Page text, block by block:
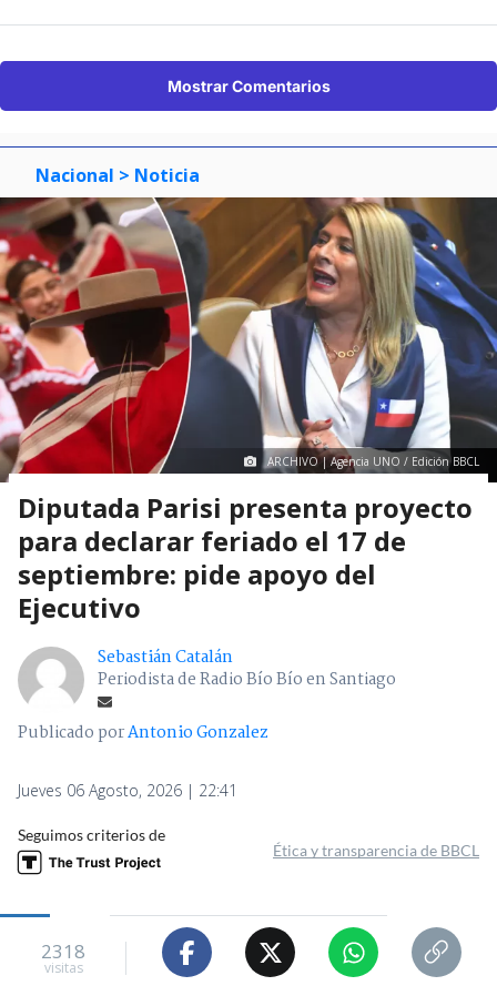
Mostrar Comentarios
Nacional > Noticia
ARCHIVO | Agencia UNO / Edición BBCL
Diputada Parisi presenta proyecto
para declarar feriado el 17 de
septiembre: pide apoyo del
Ejecutivo
Sebastián Catalán
Periodista de Radio Bío Bío en Santiago
Publicado porAntonio Gonzalez
Jueves 06 Agosto, 2026 | 22:41
Seguimos criterios de
Ética y transparencia de BBCL
2318
visitas